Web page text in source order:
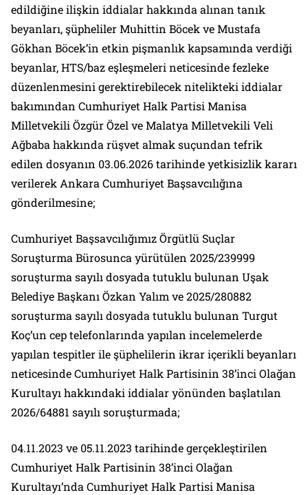
edildiğine ilişkin iddialar hakkında alınan tanık
beyanları, şüpheliler Muhittin Böcek ve Mustafa
Gökhan Böcek’in etkin pişmanlık kapsamında verdiği
beyanlar, HTS/baz eşleşmeleri neticesinde fezleke
düzenlenmesini gerektirebilecek nitelikteki iddialar
bakımından Cumhuriyet Halk Partisi Manisa
Milletvekili Özgür Özel ve Malatya Milletvekili Veli
Ağbaba hakkında rüşvet almak suçundan tefrik
edilen dosyanın 03.06.2026 tarihinde yetkisizlik kararı
verilerek Ankara Cumhuriyet Başsavcılığına
gönderilmesine;
Cumhuriyet Başsavcılığımız Örgütlü Suçlar
Soruşturma Bürosunca yürütülen 2025/239999
soruşturma sayılı dosyada tutuklu bulunan Uşak
Belediye Başkanı Özkan Yalım ve 2025/280882
soruşturma sayılı dosyada tutuklu bulunan Turgut
Koç’un cep telefonlarında yapılan incelemelerde
yapılan tespitler ile şüphelilerin ikrar içerikli beyanları
neticesinde Cumhuriyet Halk Partisinin 38’inci Olağan
Kurultayı hakkındaki iddialar yönünden başlatılan
2026/64881 sayılı soruşturmada;
04.11.2023 ve 05.11.2023 tarihinde gerçekleştirilen
Cumhuriyet Halk Partisinin 38’inci Olağan
Kurultayı’nda Cumhuriyet Halk Partisi Manisa